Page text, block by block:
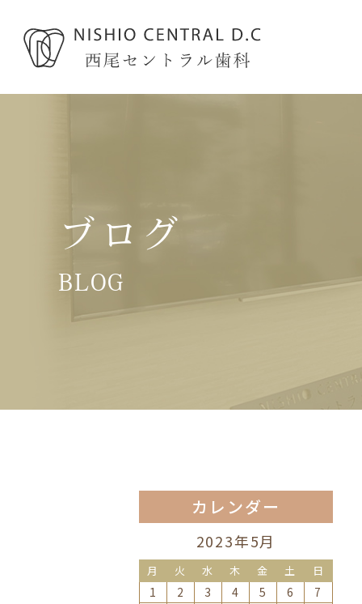
ブログ
BLOG
カレンダー
2023年5月
月 火 水 木 金 土 日
1 2 3 4 5 6
7